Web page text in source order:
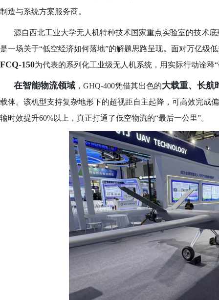
制造与系统方案服务商。
源自西北工业大学无人机特种技术国家重点实验室的技术
是一场关于“低空经济如何落地”的解题思路呈现。面对万亿级
FCQ-150为代表的系列化工业级无人机系统，用实际行动诠释
在智能物流领域 ， GHQ-400凭借其出色的大载重、长航
载体。该机型支持复杂地形下的超视距自主起降，可高效完成
输时效提升60%以上，真正打通了低空物流的“最后一公里”。